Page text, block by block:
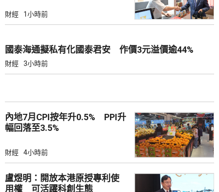
財經 1小時前
國泰海通擬私有化國泰君安 作價3元溢價逾44%
財經 3小時前
內地7月CPI按年升0.5% PPI升
幅回落至3.5%
財經 4小時前
盧煜明：開放本港原授專利使
用權 可活躍科創生態